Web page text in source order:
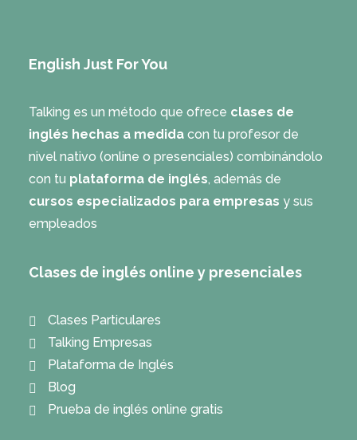
English Just For You
Talking es un método que ofrece clases de
inglés hechas a medida con tu profesor de
nivel nativo (online o presenciales) combinándolo
con tu plataforma de inglés, además de
cursos especializados para empresas y sus
empleados
Clases de inglés online y presenciales
Clases Particulares
Talking Empresas
Plataforma de Inglés
Blog
Prueba de inglés online gratis